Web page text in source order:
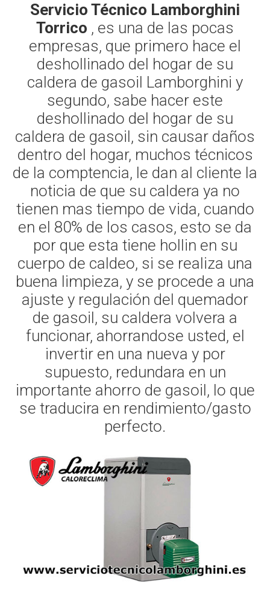
Servicio Técnico Lamborghini
Torrico , es una de las pocas
empresas, que primero hace el
deshollinado del hogar de su
caldera de gasoil Lamborghini y
segundo, sabe hacer este
deshollinado del hogar de su
caldera de gasoil, sin causar daños
dentro del hogar, muchos técnicos
de la comptencia, le dan al cliente la
noticia de que su caldera ya no
tienen mas tiempo de vida, cuando
en el 80% de los casos, esto se da
por que esta tiene hollin en su
cuerpo de caldeo, si se realiza una
buena limpieza, y se procede a una
ajuste y regulación del quemador
de gasoil, su caldera volvera a
funcionar, ahorrandose usted, el
invertir en una nueva y por
supuesto, redundara en un
importante ahorro de gasoil, lo que
se traducira en rendimiento/gasto
perfecto.